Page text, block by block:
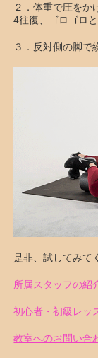
２．体重で圧をか
4往復、ゴロゴロと
３．反対側の脚で
是非、試してみて
所属スタッフの紹
初心者・初級レッ
教室へのお問い合